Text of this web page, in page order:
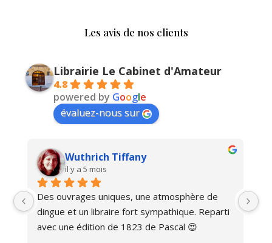
Les avis de nos clients
Librairie Le Cabinet d'Amateur
4.8
powered by Google
évaluez-nous sur
de
Reparti
😍
Vlad Savin
Magnifique!